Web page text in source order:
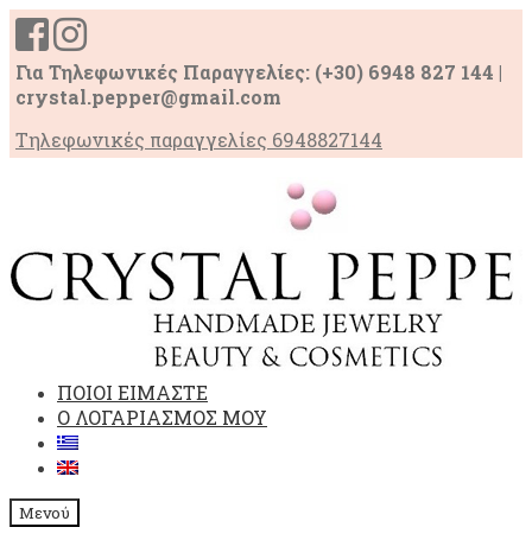
Για Τηλεφωνικές Παραγγελίες: (+30) 6948 827 144 |
crystal.pepper@gmail.com
Τηλεφωνικές παραγγελίες 6948827144
πλοήγηση
ΠΟΙΟΙ ΕΙΜΑΣΤΕ
Ο ΛΟΓΑΡΙΑΣΜΟΣ ΜΟΥ
Μενού